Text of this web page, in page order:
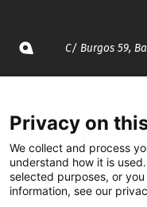
C/ Burgos 59,
935 120 481
@CGTCatalunya
Privacy on
We collect and process
understand how it is
selected purposes, or
information, see our